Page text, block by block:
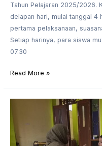
Tahun Pelajaran 2025/2026.
delapan hari, mulai tanggal
pertama pelaksanaan,
Setiap harinya, para siswa
07.30
Read More »
Baru